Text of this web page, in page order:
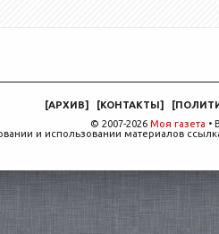
[АРХИВ] [КОНТАКТЫ] [
© 2007-2026 Моя газета •
и использовании материалов